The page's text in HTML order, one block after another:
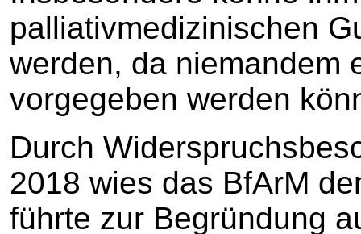
palliativmedizinischen
werden, da niemandem
vorgegeben werden
Durch
2018 wies das BfArM
führte zur Begründung